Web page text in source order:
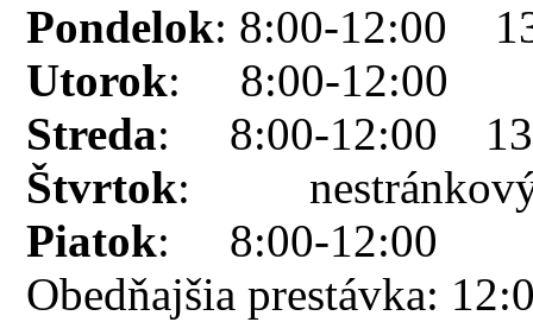
Pondelok: 8:00-12:00
Utorok: 8:00-12:00
Streda: 8:00-12:00
Štvrtok: nestránkový
Piatok: 8:00-12:00
Obedňajšia prestávka: